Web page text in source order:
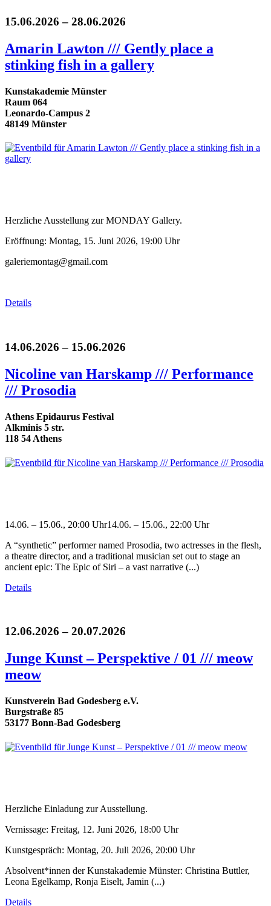
15.06.2026 – 28.06.2026
Amarin Lawton /// Gently place a
stinking fish in a gallery
Kunstakademie Münster
Raum 064
Leonardo-Campus 2
48149 Münster
Herzliche Ausstellung zur MONDAY Gallery.
Eröffnung: Montag, 15. Juni 2026, 19:00 Uhr
galeriemontag@gmail.com
Details
14.06.2026 – 15.06.2026
Nicoline van Harskamp /// Performance
/// Prosodia
Athens Epidaurus Festival
Alkminis 5 str.
118 54 Athens
14.06. – 15.06., 20:00 Uhr14.06. – 15.06., 22:00 Uhr
A “synthetic” performer named Prosodia, two actresses in the flesh,
a theatre director, and a traditional musician set out to stage an
ancient epic: The Epic of Siri – a vast narrative (...)
Details
12.06.2026 – 20.07.2026
Junge Kunst – Perspektive / 01 /// meow
meow
Kunstverein Bad Godesberg e.V.
Burgstraße 85
53177 Bonn-Bad Godesberg
Herzliche Einladung zur Ausstellung.
Vernissage: Freitag, 12. Juni 2026, 18:00 Uhr
Kunstgespräch: Montag, 20. Juli 2026, 20:00 Uhr
Absolvent*innen der Kunstakademie Münster: Christina Buttler,
Leona Egelkamp, Ronja Eiselt, Jamin (...)
Details